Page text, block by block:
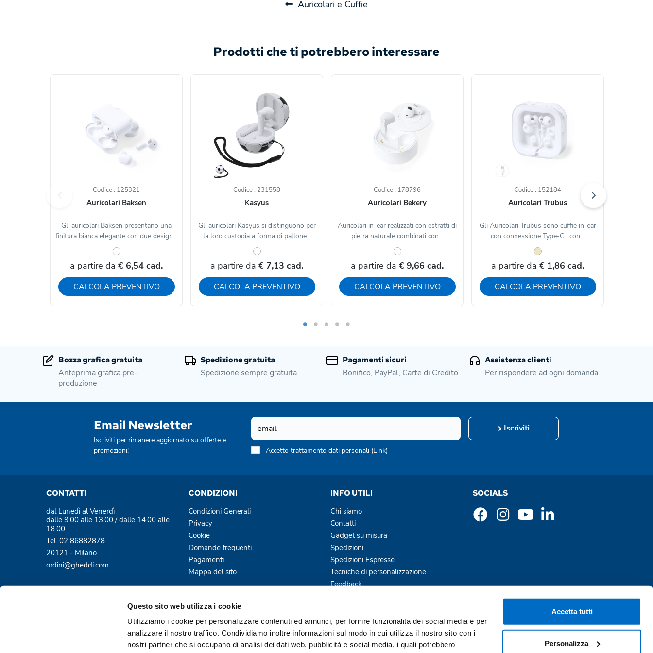
Questo sito web utilizza i cookie
Utilizziamo i cookie per personalizzare contenuti ed annunci, per fornire funzionalità dei social media e per
analizzare il nostro traffico. Condividiamo inoltre informazioni sul modo in cui utilizza il nostro sito con i
nostri partner che si occupano di analisi dei dati web, pubblicità e social media, i quali potrebbero
Accetta tutti
Personalizza
Auricolari e Cuffie
Prodotti che ti potrebbero interessare
Codice : 125321
Auricolari Baksen
Gli auricolari Baksen presentano una
finitura bianca elegante con due design...
a partire da € 6,54 cad.
CALCOLA PREVENTIVO
Codice : 231558
Kasyus
Gli auricolari Kasyus si distinguono per
la loro custodia a forma di pallone...
a partire da € 7,13 cad.
CALCOLA PREVENTIVO
Codice : 178796
Auricolari Bekery
Auricolari in-ear realizzati con estratti di
pietra naturale combinati con...
a partire da € 9,66 cad.
CALCOLA PREVENTIVO
Codice : 152184
Auricolari Trubus
Gli Auricolari Trubus sono cuffie in-ear
con connessione Type-C , con...
a partire da € 1,86 cad.
CALCOLA PREVENTIVO
Bozza grafica gratuita
Anteprima grafica pre-
produzione
Spedizione gratuita
Spedizione sempre gratuita
Pagamenti sicuri
Bonifico, PayPal, Carte di Credito
Assistenza clienti
Per rispondere ad ogni domanda
Email Newsletter
Iscriviti per rimanere aggiornato su offerte e
promozioni!
Iscriviti
Accetto trattamento dati personali (Link)
CONTATTI
dal Lunedì al Venerdì
dalle 9.00 alle 13.00 / dalle 14.00 alle
18.00
Tel. 02 86882878
20121 - Milano
ordini@gheddi.com
CONDIZIONI
Condizioni Generali
Privacy
Cookie
Domande frequenti
Pagamenti
Mappa del sito
INFO UTILI
Chi siamo
Contatti
Gadget su misura
Spedizioni
Spedizioni Espresse
Tecniche di personalizzazione
Feedback
SOCIALS